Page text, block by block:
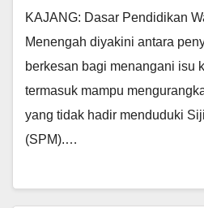
KAJANG: Dasar Pendidikan
Menengah diyakini antara
berkesan bagi menangani isu
termasuk mampu
yang tidak hadir menduduki
(SPM).…